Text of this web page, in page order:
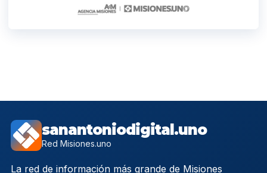
sanantoniodigital.uno
Red Misiones.uno
La red de información más grande de Misiones